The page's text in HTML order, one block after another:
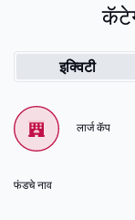
इक्विटी
लार्ज कॅप
फंडचे नाव